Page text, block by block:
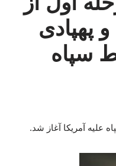
پهپادی
سپاه
علیه آمریکا آغاز شد.